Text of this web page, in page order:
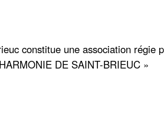
constitue une association
DE SAINT-BRIEUC »